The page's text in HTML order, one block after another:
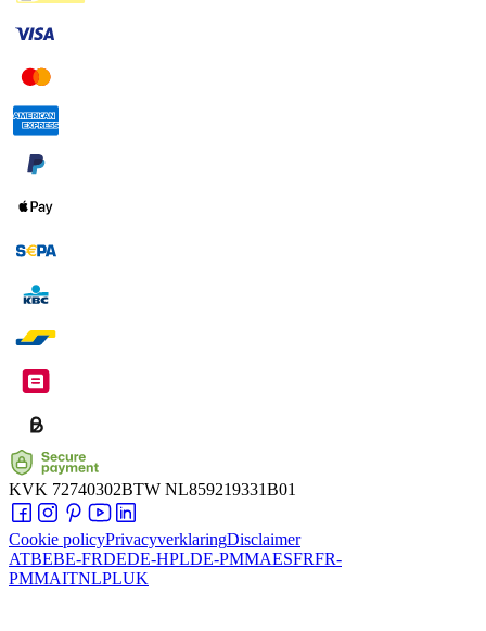
KVK 72740302BTW NL859219331B01
Cookie policyPrivacyverklaringDisclaimer
ATBEBE-FRDEDE-HPLDE-PMMAESFRFR-
PMMAITNLPLUK